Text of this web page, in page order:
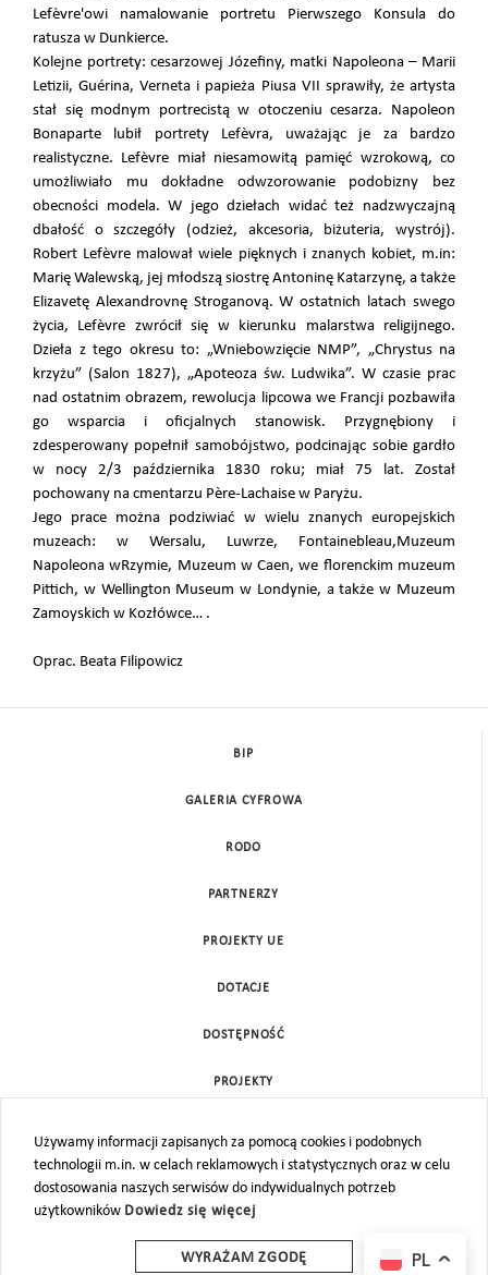
Lefèvre'owi namalowanie portretu Pierwszego Konsula do
ratusza w Dunkierce.
Kolejne portrety: cesarzowej Józefiny, matki Napoleona – Marii
Letizii, Guérina, Verneta i papieża Piusa VII sprawiły, że artysta
stał się modnym portrecistą w otoczeniu cesarza. Napoleon
Bonaparte lubił portrety Lefèvra, uważając je za bardzo
realistyczne. Lefèvre miał niesamowitą pamięć wzrokową, co
umożliwiało mu dokładne odwzorowanie podobizny bez
obecności modela. W jego dziełach widać też nadzwyczajną
dbałość o szczegóły (odzież, akcesoria, biżuteria, wystrój).
Robert Lefèvre malował wiele pięknych i znanych kobiet, m.in:
Marię Walewską, jej młodszą siostrę Antoninę Katarzynę, a także
Elizavetę Alexandrovnę Stroganovą. W ostatnich latach swego
życia, Lefèvre zwrócił się w kierunku malarstwa religijnego.
Dzieła z tego okresu to: „Wniebowzięcie NMP”, „Chrystus na
krzyżu” (Salon 1827), „Apoteoza św. Ludwika”. W czasie prac
nad ostatnim obrazem, rewolucja lipcowa we Francji pozbawiła
go wsparcia i oficjalnych stanowisk. Przygnębiony i
zdesperowany popełnił samobójstwo, podcinając sobie gardło
w nocy 2/3 października 1830 roku; miał 75 lat. Został
pochowany na cmentarzu Père-Lachaise w Paryżu.
Jego prace można podziwiać w wielu znanych europejskich
muzeach: w Wersalu, Luwrze, Fontainebleau,Muzeum
Napoleona wRzymie, Muzeum w Caen, we florenckim muzeum
Pittich, w Wellington Museum w Londynie, a także w Muzeum
Zamoyskich w Kozłówce… .
Oprac. Beata Filipowicz
Używamy informacji zapisanych za pomocą cookies i podobnych
technologii m.in. w celach reklamowych i statystycznych oraz w celu
dostosowania naszych serwisów do indywidualnych potrzeb
użytkowników Dowiedz się więcej
WYRAŻAM ZGODĘ
BIP
GALERIA CYFROWA
RODO
PARTNERZY
PROJEKTY UE
DOTACJE
DOSTĘPNOŚĆ
PROJEKTY
MAPA STRONY
PL